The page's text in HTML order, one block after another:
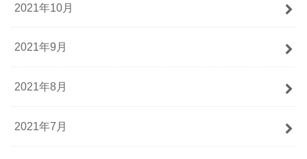
2021年10月
2021年9月
2021年8月
2021年7月